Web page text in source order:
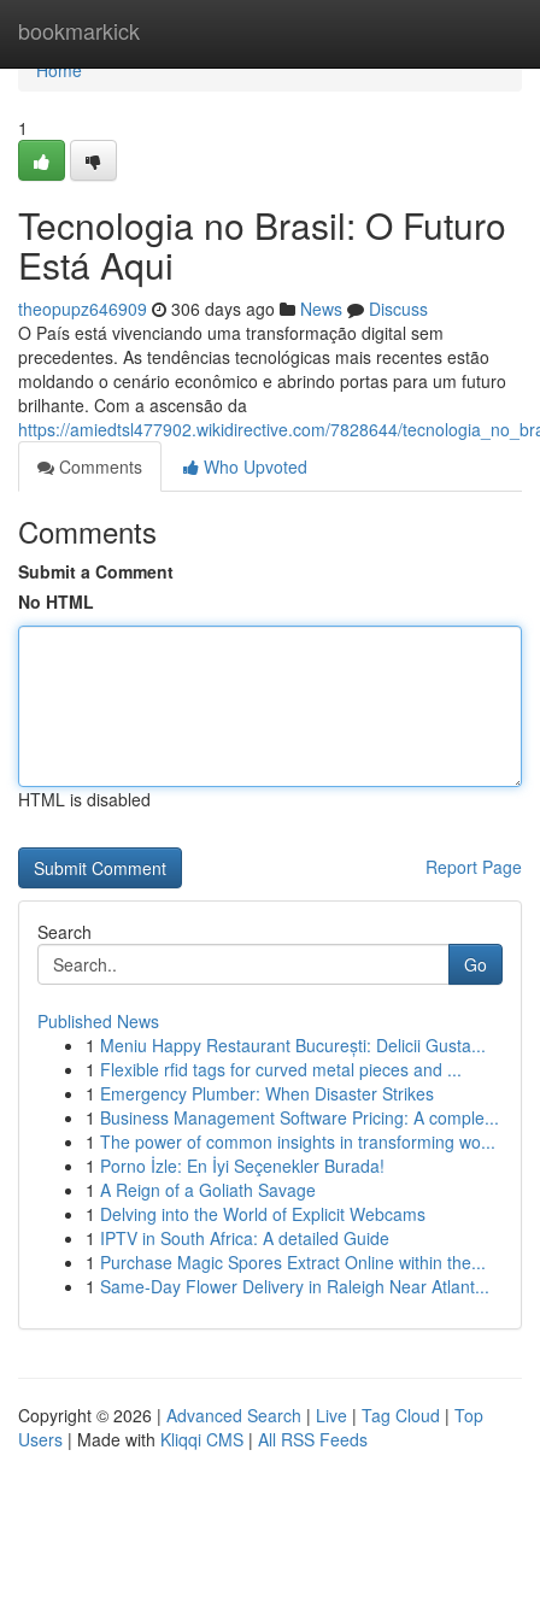
bookmarkick
Home
Home
1
Tecnologia no Brasil: O Futuro
Está Aqui
theopupz646909 306 days ago News
Discuss
O País está vivenciando uma transformação digital sem
precedentes. As tendências tecnológicas mais recentes estão
moldando o cenário econômico e abrindo portas para um futuro
brilhante. Com a ascensão da
https://amiedtsl477902.wikidirective.com/7828644/
Comments
Who Upvoted
Comments
Submit a Comment
No HTML
HTML is disabled
Report Page
Search
Go
Published News
1 Meniu Happy Restaurant București: Delicii Gusta...
1 Flexible rfid tags for curved metal pieces and ...
1 Emergency Plumber: When Disaster Strikes
1 Business Management Software Pricing: A comple...
1 The power of common insights in transforming wo...
1 Porno İzle: En İyi Seçenekler Burada!
1 A Reign of a Goliath Savage
1 Delving into the World of Explicit Webcams
1 IPTV in South Africa: A detailed Guide
1 Purchase Magic Spores Extract Online within the...
1 Same-Day Flower Delivery in Raleigh Near Atlant...
Copyright © 2026 | Advanced Search | Live | Tag Cloud | Top
Users | Made with Kliqqi CMS | All RSS Feeds